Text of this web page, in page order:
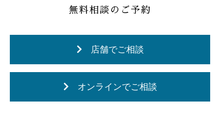
無料相談のご予約
店舗でご相談
オンラインでご相談